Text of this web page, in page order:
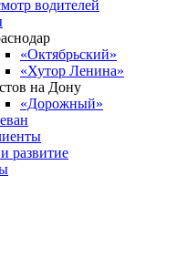
водителей
«Октябрьский»
«Хутор Ленина»
на Дону
«Дорожный»
развитие